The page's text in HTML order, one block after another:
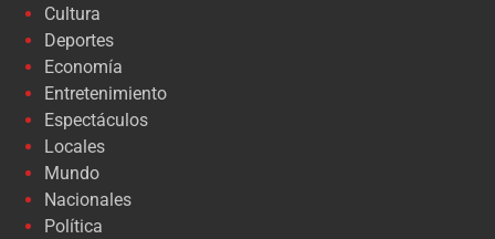
Cultura
Deportes
Economía
Entretenimiento
Espectáculos
Locales
Mundo
Nacionales
Política